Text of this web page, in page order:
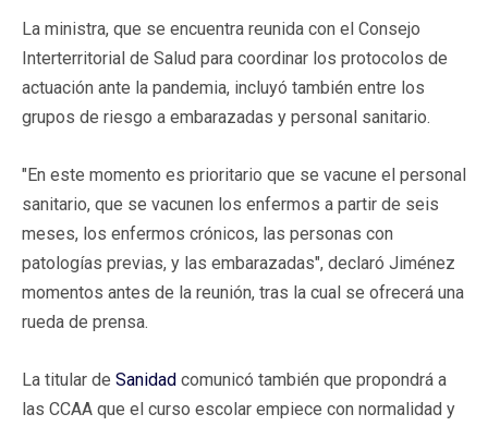
La ministra, que se encuentra reunida con el Consejo
Interterritorial de Salud para coordinar los protocolos de
actuación ante la pandemia, incluyó también entre los
grupos de riesgo a embarazadas y personal sanitario.
"En este momento es prioritario que se vacune el personal
sanitario, que se vacunen los enfermos a partir de seis
meses, los enfermos crónicos, las personas con
patologías previas, y las embarazadas", declaró Jiménez
momentos antes de la reunión, tras la cual se ofrecerá una
rueda de prensa.
La titular de Sanidad comunicó también que propondrá a
las CCAA que el curso escolar empiece con normalidad y